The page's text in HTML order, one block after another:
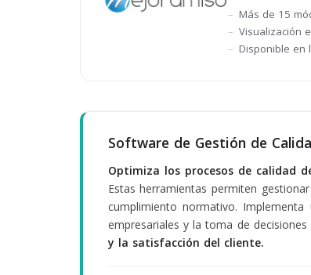
Más de 15
Visualización
Disponible en
Software de Gestión de
Optimiza los procesos de calidad
Estas herramientas permiten
cumplimiento normativo.
empresariales y la toma de
y la satisfacción del cliente.